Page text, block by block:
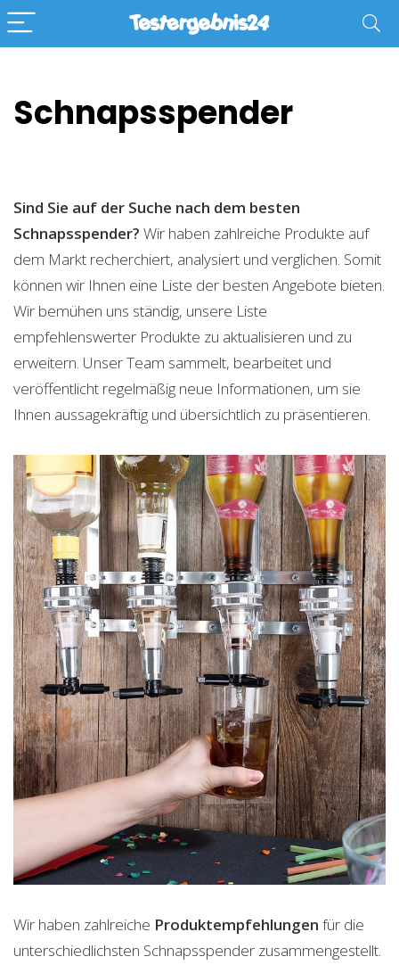
Schnapsspender
Sind Sie auf der Suche nach dem besten
Schnapsspender? Wir haben zahlreiche Produkte auf
dem Markt recherchiert, analysiert und verglichen. Somit
können wir Ihnen eine Liste der besten Angebote bieten.
Wir bemühen uns ständig, unsere Liste
empfehlenswerter Produkte zu aktualisieren und zu
erweitern. Unser Team sammelt, bearbeitet und
veröffentlicht regelmäßig neue Informationen, um sie
Ihnen aussagekräftig und übersichtlich zu präsentieren.
Wir haben zahlreiche Produktempfehlungen für die
unterschiedlichsten Schnapsspender zusammengestellt.